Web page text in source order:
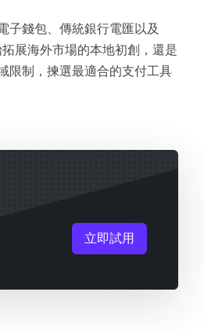
子錢包、傳統銀行電匯以及
展海外市場的本地初創，還是
限制，揀選最適合的支付工具
立即試用